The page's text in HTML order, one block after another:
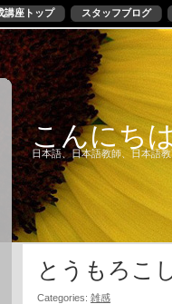
講座トップ スタッフブログ
こんにち
日本語、日本語教師、日本語
とうもろこ
Categories: 雑感